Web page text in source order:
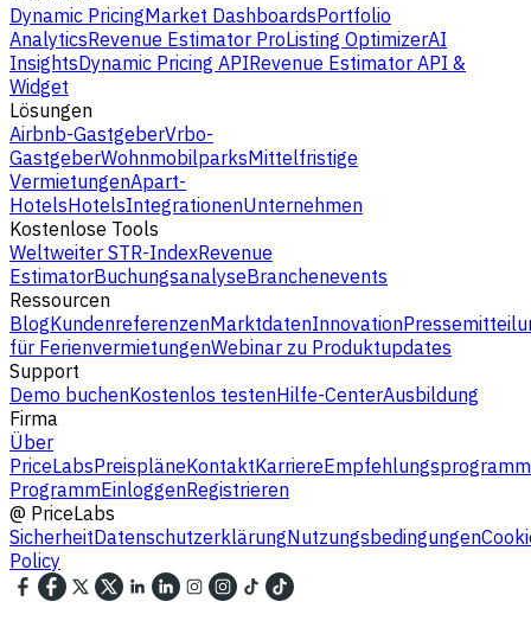
Dynamic PricingMarket DashboardsPortfolio
AnalyticsRevenue Estimator ProListing OptimizerAI
InsightsDynamic Pricing APIRevenue Estimator API &
Widget
Lösungen
Airbnb-GastgeberVrbo-
GastgeberWohnmobilparksMittelfristige
VermietungenApart-
HotelsHotelsIntegrationenUnternehmen
Kostenlose Tools
Weltweiter STR-IndexRevenue
EstimatorBuchungsanalyseBranchenevents
Ressourcen
BlogKundenreferenzenMarktdatenInnovation
für FerienvermietungenWebinar zu Produktupdates
Support
Demo buchenKostenlos testenHilfe-CenterAusbildung
Firma
Über
PriceLabsPreispläneKontaktKarriereEmpfehlungsprogramm
ProgrammEinloggenRegistrieren
@ PriceLabs
SicherheitDatenschutzerklärungNutzungsbedingungen
Policy